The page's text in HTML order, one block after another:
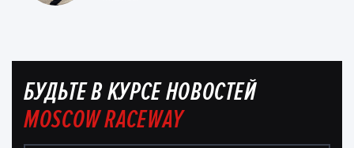
БУДЬТЕ В КУРСЕ НОВОСТЕЙ
MOSCOW RACEWAY